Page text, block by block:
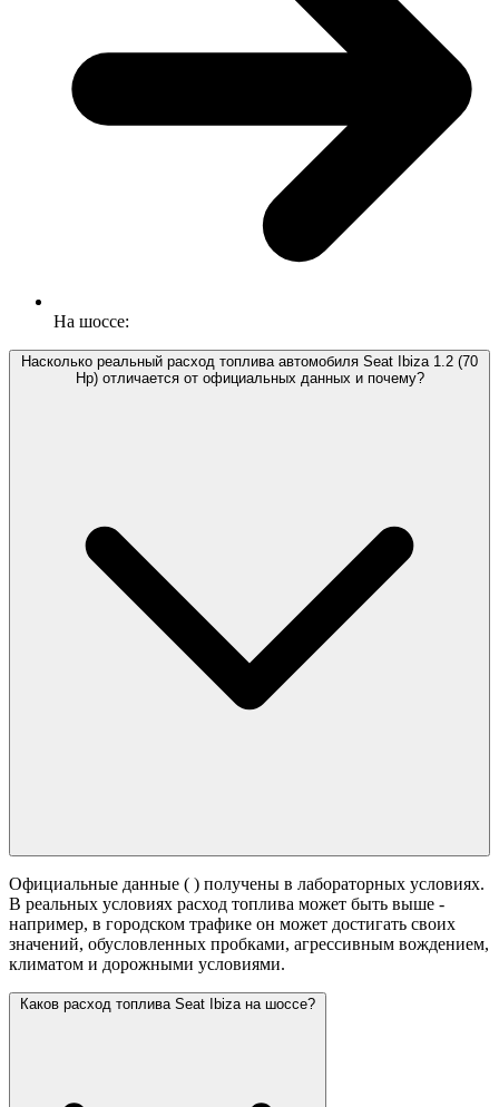
На шоссе:
Насколько реальный расход топлива автомобиля Seat Ibiza 1.2 (70
Hp) отличается от официальных данных и почему?
Официальные данные ( ) получены в лабораторных условиях.
В реальных условиях расход топлива может быть выше -
например, в городском трафике он может достигать своих
значений, обусловленных пробками, агрессивным вождением,
климатом и дорожными условиями.
Каков расход топлива Seat Ibiza на шоссе?